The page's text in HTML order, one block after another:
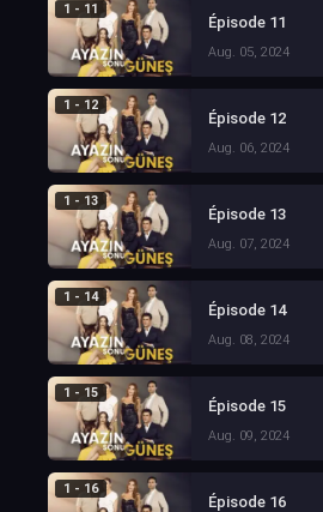
1 - 11
Épisode 11
Aug. 05, 2024
1 - 12
Épisode 12
Aug. 06, 2024
1 - 13
Épisode 13
Aug. 07, 2024
1 - 14
Épisode 14
Aug. 08, 2024
1 - 15
Épisode 15
Aug. 09, 2024
1 - 16
Épisode 16